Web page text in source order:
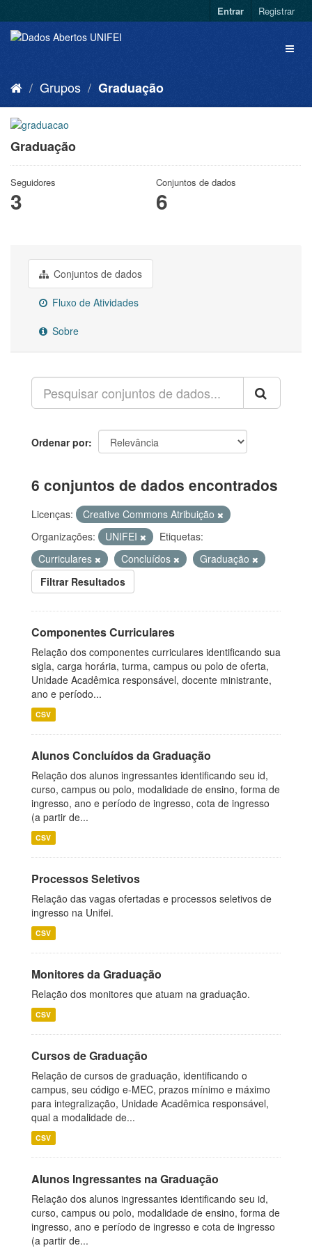
Entrar Registrar
Grupos Graduação
Graduação
Seguidores
3
Conjuntos de dados
6
Conjuntos de dados
Fluxo de Atividades
Sobre
Ordenar por
6 conjuntos de dados encontrados
Licenças:
Creative Commons Atribuição
Organizações:
UNIFEI
Etiquetas:
Curriculares
Concluídos
Graduação
Filtrar Resultados
Componentes Curriculares
Relação dos componentes curriculares identificando sua
sigla, carga horária, turma, campus ou polo de oferta,
Unidade Acadêmica responsável, docente ministrante,
ano e período...
CSV
Alunos Concluídos da Graduação
Relação dos alunos ingressantes identificando seu id,
curso, campus ou polo, modalidade de ensino, forma de
ingresso, ano e período de ingresso, cota de ingresso
(a partir de...
CSV
Processos Seletivos
Relação das vagas ofertadas e processos seletivos de
ingresso na Unifei.
CSV
Monitores da Graduação
Relação dos monitores que atuam na graduação.
CSV
Cursos de Graduação
Relação de cursos de graduação, identificando o
campus, seu código e-MEC, prazos mínimo e máximo
para integralização, Unidade Acadêmica responsável,
qual a modalidade de...
CSV
Alunos Ingressantes na Graduação
Relação dos alunos ingressantes identificando seu id,
curso, campus ou polo, modalidade de ensino, forma de
ingresso, ano e período de ingresso e cota de ingresso
(a partir de...